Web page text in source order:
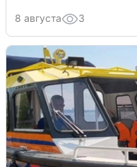
8 августа 3